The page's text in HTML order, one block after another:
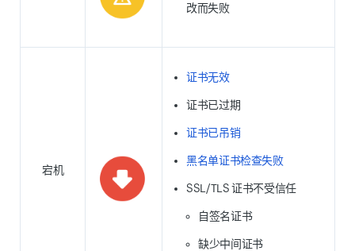
改而失败
宕机
证书无效
证书已过期
证书已吊销
黑名单证书检查失败
SSL/TLS 证书不受信任
自签名证书
缺少中间证书